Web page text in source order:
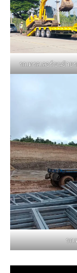
รถเทรลเลอร์ขนย้าย
รถ